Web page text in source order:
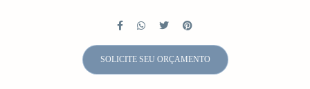
SOLICITE SEU ORÇAMENTO